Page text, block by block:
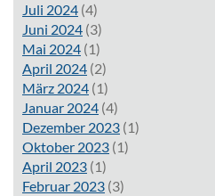
Juli 2024 (4)
Juni 2024 (3)
Mai 2024 (1)
April 2024 (2)
März 2024 (1)
Januar 2024 (4)
Dezember 2023 (1)
Oktober 2023 (1)
April 2023 (1)
Februar 2023 (3)